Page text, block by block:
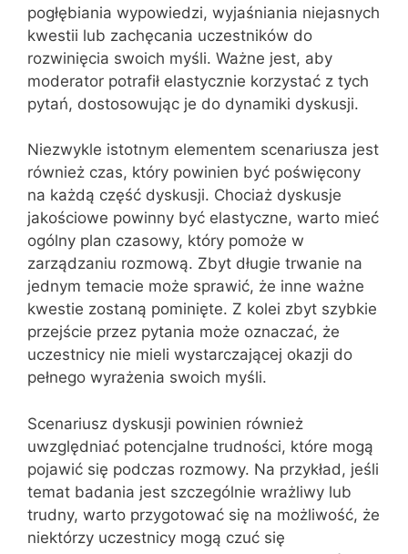
pogłębiania wypowiedzi, wyjaśniania niejasnych
kwestii lub zachęcania uczestników do
rozwinięcia swoich myśli. Ważne jest, aby
moderator potrafił elastycznie korzystać z tych
pytań, dostosowując je do dynamiki dyskusji.
Niezwykle istotnym elementem scenariusza jest
również czas, który powinien być poświęcony
na każdą część dyskusji. Chociaż dyskusje
jakościowe powinny być elastyczne, warto mieć
ogólny plan czasowy, który pomoże w
zarządzaniu rozmową. Zbyt długie trwanie na
jednym temacie może sprawić, że inne ważne
kwestie zostaną pominięte. Z kolei zbyt szybkie
przejście przez pytania może oznaczać, że
uczestnicy nie mieli wystarczającej okazji do
pełnego wyrażenia swoich myśli.
Scenariusz dyskusji powinien również
uwzględniać potencjalne trudności, które mogą
pojawić się podczas rozmowy. Na przykład, jeśli
temat badania jest szczególnie wrażliwy lub
trudny, warto przygotować się na możliwość, że
niektórzy uczestnicy mogą czuć się